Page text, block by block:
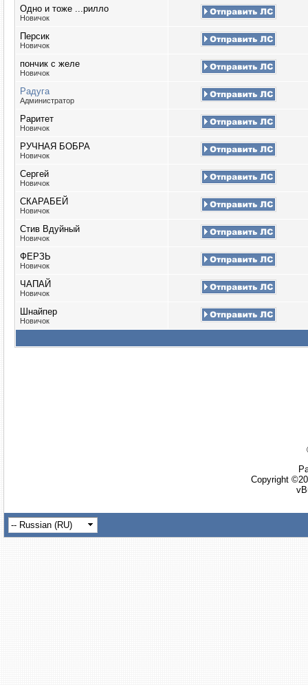
Одно и тоже ...рилло
Новичок
Персик
Новичок
пончик с желе
Новичок
Радуга
Администратор
Раритет
Новичок
РУЧНАЯ БОБРА
Новичок
Сергей
Новичок
СКАРАБЕЙ
Новичок
Стив Вдуйный
Новичок
ФЕРЗЬ
Новичок
ЧАПАЙ
Новичок
Шнайпер
Новичок
Copyright